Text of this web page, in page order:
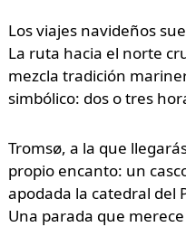
Los viajes navideños
La ruta hacia el norte
mezcla tradición
simbólico: dos o tres
Tromsø, a la que
propio encanto: un
apodada la catedral del
Una parada que